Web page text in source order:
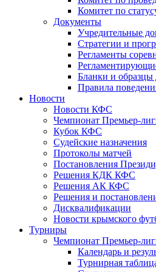
Комитет по
Документы
Учредительные
Стратегии и
Регламенты
Бланки и образцы
Правила
Новости
Новости КФС
Чемпионат Премьер-
Кубок КФС
Судейские назначения
Протоколы матчей
Постановления
Решения КДК КФС
Решения АК КФС
Решения и
Дисквалификации
Новости крымского
Турниры
Чемпионат Премьер-
Календарь и
Турнирная